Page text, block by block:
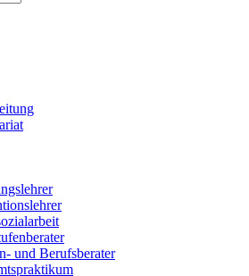
und Berufsberater